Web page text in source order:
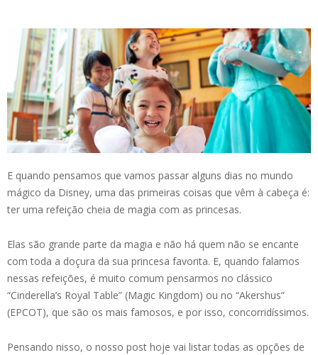
E quando pensamos que vamos passar alguns dias no mundo
mágico da Disney, uma das primeiras coisas que vêm à cabeça é:
ter uma refeição cheia de magia com as princesas.
Elas são grande parte da magia e não há quem não se encante
com toda a doçura da sua princesa favorita. E, quando falamos
nessas refeições, é muito comum pensarmos no clássico
“Cinderella’s Royal Table” (Magic Kingdom) ou no “Akershus”
(EPCOT), que são os mais famosos, e por isso, concorridíssimos.
Pensando nisso, o nosso post hoje vai listar todas as opções de